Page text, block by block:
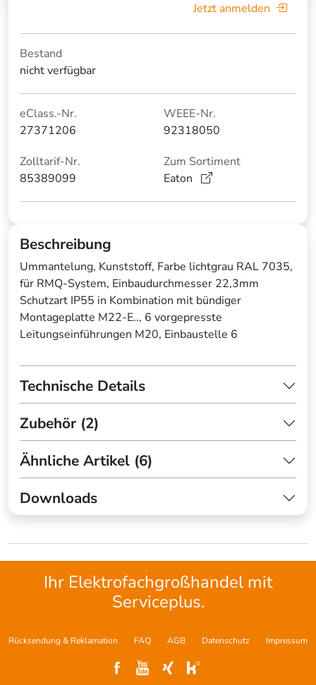
Jetzt anmelden
Bestand
nicht verfügbar
eClass.-Nr.
27371206
WEEE-Nr.
92318050
Zolltarif-Nr.
85389099
Zum Sortiment
Eaton
Beschreibung
Ummantelung, Kunststoff, Farbe lichtgrau RAL 7035,
für RMQ-System, Einbaudurchmesser 22,3mm
Schutzart IP55 in Kombination mit bündiger
Montageplatte M22-E.., 6 vorgepresste
Leitungseinführungen M20, Einbaustelle 6
Technische Details
Zubehör (2)
Ähnliche Artikel (6)
Downloads
Ihr Elektrofachgroßhandel mit
Serviceplus.
Rücksendung & Reklamation FAQ AGB Datenschutz Impressum